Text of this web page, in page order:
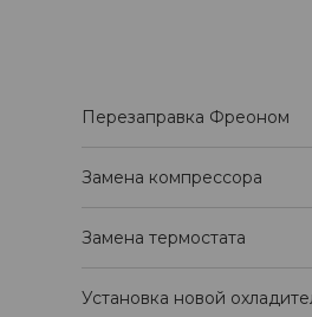
Перезаправка Фреоном
Замена компрессора
Замена термостата
Установка новой